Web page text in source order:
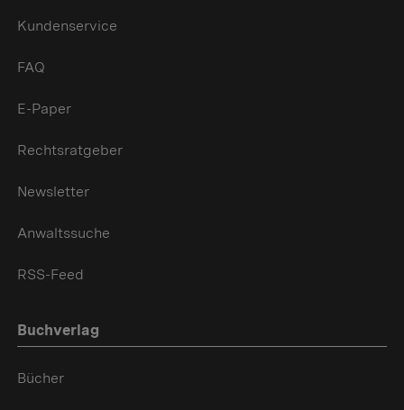
Kundenservice
FAQ
E-Paper
Rechtsratgeber
Newsletter
Anwaltssuche
RSS-Feed
Buchverlag
Bücher